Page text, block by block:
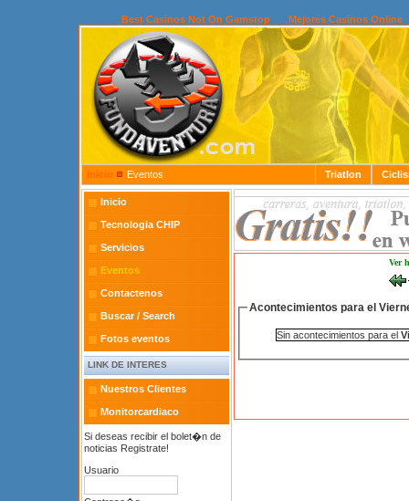
Best Casinos Not On Gamstop Mejores Casinos Online
Inicio Eventos Triatlon
Inicio
Tecnologia CHIP
Servicios
Eventos
Contactenos
Buscar / Search
Fotos eventos
LINK DE INTERES
Nuestros Clientes
Monitorcardiaco
Si deseas recibir el bolet�n de
noticias Registrate!
Usuario
Ver
Acontecimientos para el
Sin acontecimientos para el